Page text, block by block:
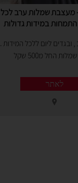
מעצבת שמלות ערב לכל
במידות גדולות
ובגדים ליום ללכל המידות .
החל מ500 שקל
לאתר